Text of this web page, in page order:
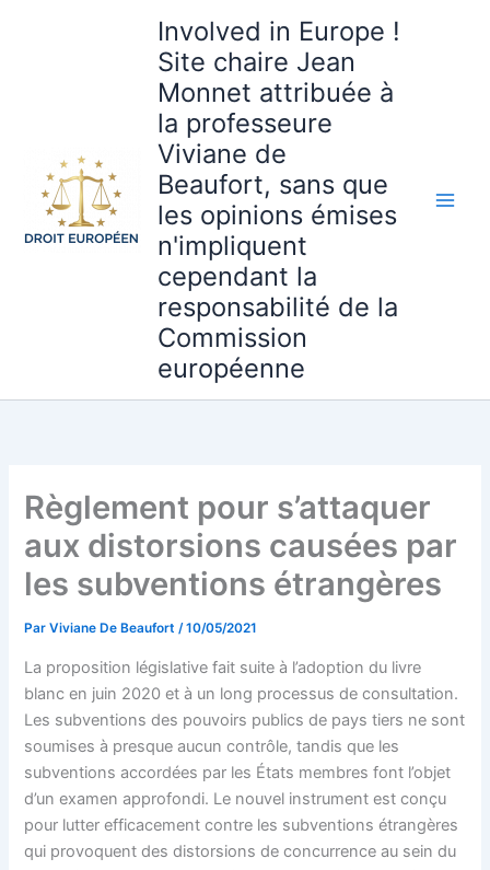
Involved in Europe !
Site chaire Jean
Monnet attribuée à
la professeure
Viviane de
Beaufort, sans que
les opinions émises
n'impliquent
cependant la
responsabilité de la
Commission
européenne
Règlement pour s’attaquer
aux distorsions causées par
les subventions étrangères
ParViviane De Beaufort/10/05/2021
La proposition législative fait suite à l’adoption du livre
blanc en juin 2020 et à un long processus de consultation.
Les subventions des pouvoirs publics de pays tiers ne sont
soumises à presque aucun contrôle, tandis que les
subventions accordées par les États membres font l’objet
d’un examen approfondi. Le nouvel instrument est conçu
pour lutter efficacement contre les subventions étrangères
qui provoquent des distorsions de concurrence au sein du